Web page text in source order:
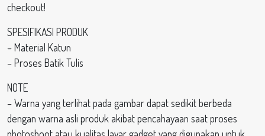
checkout!
SPESIFIKASI PRODUK
– Material Katun
– Proses Batik Tulis
NOTE
– Warna yang terlihat pada gambar dapat sedikit berbeda
dengan warna asli produk akibat pencahayaan saat proses